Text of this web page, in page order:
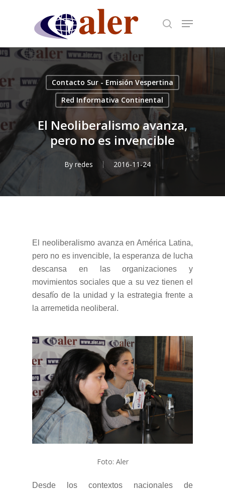
content
Contacto Sur - Emisión Vespertina
Red Informativa Continental
El Neoliberalismo avanza,
pero no es invencible
By redes 2016-11-24
El neoliberalismo avanza en América Latina,
pero no es invencible, la esperanza de lucha
descansa en las organizaciones y
movimientos sociales que a su vez tienen el
desafío de la unidad y la estrategia frente a
la arremetida neoliberal.
Foto: Aler
Desde los contextos nacionales de